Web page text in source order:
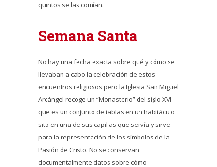
quintos se las comían.
Semana Santa
No hay una fecha exacta sobre qué y cómo se
llevaban a cabo la celebración de estos
encuentros religiosos pero la Iglesia San Miguel
Arcángel recoge un “Monasterio” del siglo XVI
que es un conjunto de tablas en un habitáculo
sito en una de sus capillas que servía y sirve
para la representación de los símbolos de la
Pasión de Cristo. No se conservan
documentalmente datos sobre cómo